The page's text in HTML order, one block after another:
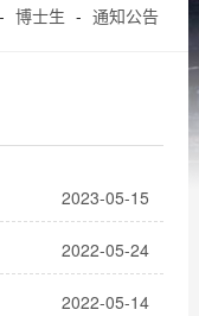
- 博士生 - 通知公告
2023-05-15
2022-05-24
2022-05-14